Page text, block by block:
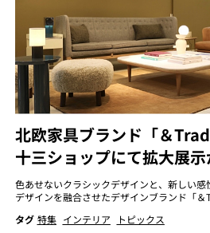
北欧家具ブランド「＆
十三ショップにて拡大展
色あせないクラシックデザインと、新しい
デザインを融合させたデザインブランド「＆
タグ 特集 インテリア
トピックス